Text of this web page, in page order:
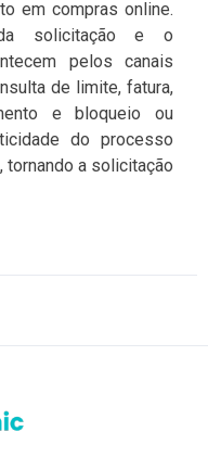
em compras online.
solicitação e o
pelos canais
de limite, fatura,
e bloqueio ou
do processo
a solicitação